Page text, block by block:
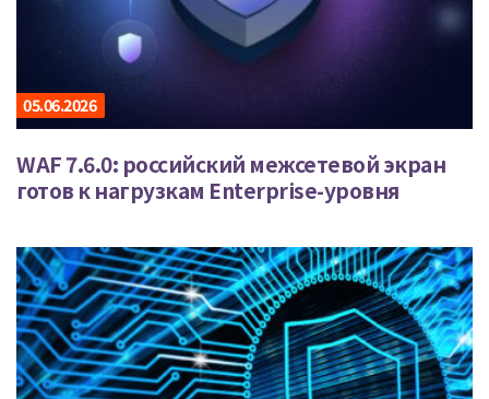
05.06.2026
WAF 7.6.0: российский межсетевой экран
готов к нагрузкам Enterprise-уровня